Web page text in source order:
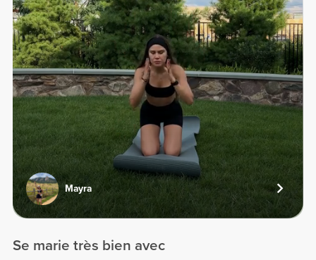
Mayra
Se marie très bien avec